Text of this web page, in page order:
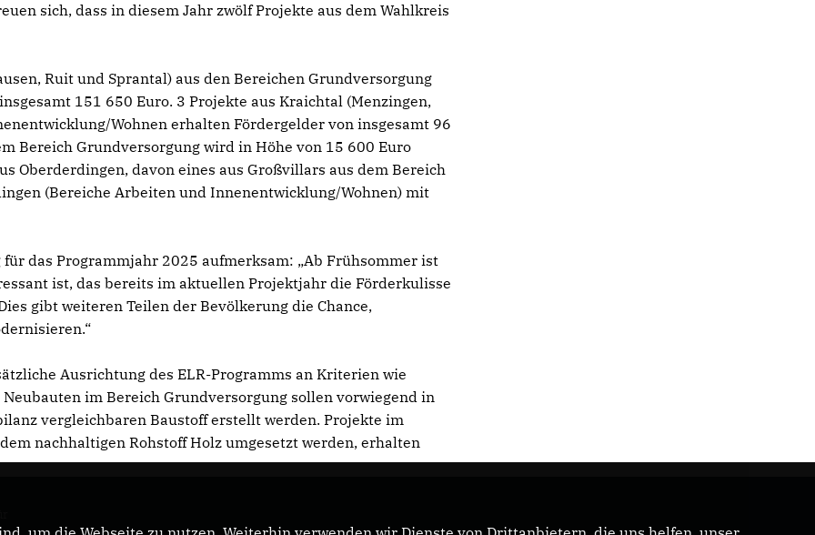
sich, dass in diesem Jahr zwölf Projekte aus dem Wahlkreis
Ruit und Sprantal) aus den Bereichen Grundversorgung
151 650 Euro. 3 Projekte aus Kraichtal (Menzingen,
Wohnen erhalten Fördergelder von insgesamt 96
Bereich Grundversorgung wird in Höhe von 15 600 Euro
Oberderdingen, davon eines aus Großvillars aus dem Bereich
(Bereiche Arbeiten und Innenentwicklung/Wohnen) mit
das Programmjahr 2025 aufmerksam: „Ab Frühsommer ist
ist, das bereits im aktuellen Projektjahr die Förderkulisse
gibt weiteren Teilen der Bevölkerung die Chance,
Ausrichtung des ELR-Programms an Kriterien wie
im Bereich Grundversorgung sollen vorwiegend in
vergleichbaren Baustoff erstellt werden. Projekte im
nachhaltigen Rohstoff Holz umgesetzt werden, erhalten